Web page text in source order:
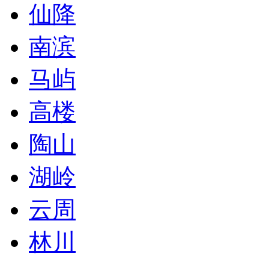
仙降
南滨
马屿
高楼
陶山
湖岭
云周
林川